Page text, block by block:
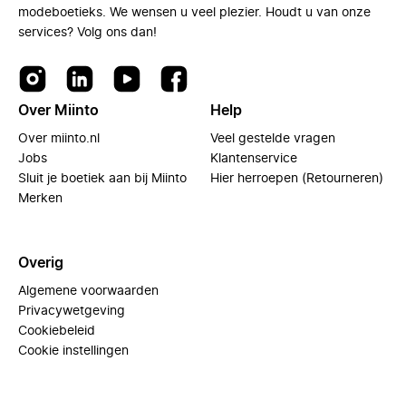
modeboetieks. We wensen u veel plezier. Houdt u van onze
services? Volg ons dan!
Over Miinto
Over miinto.nl
Jobs
Sluit je boetiek aan bij Miinto
Merken
Help
Veel gestelde vragen
Klantenservice
Hier herroepen (Retourneren)
Overig
Algemene voorwaarden
Privacywetgeving
Cookiebeleid
Cookie instellingen